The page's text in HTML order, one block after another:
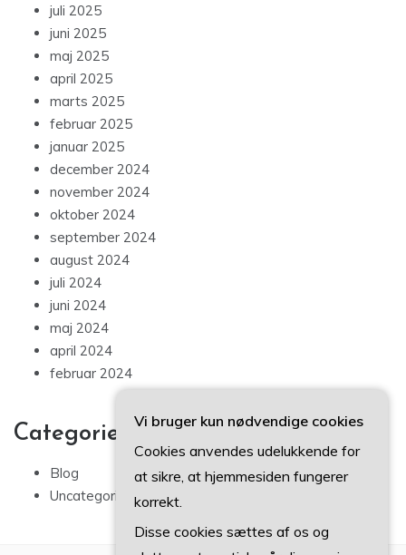
juli 2025
juni 2025
maj 2025
april 2025
marts 2025
februar 2025
januar 2025
december 2024
november 2024
oktober 2024
september 2024
august 2024
juli 2024
juni 2024
maj 2024
april 2024
februar 2024
Categories
Blog
Uncategorized
Vi bruger kun nødvendige cookies
Cookies anvendes udelukkende for
at sikre, at hjemmesiden fungerer
korrekt.
Disse cookies sættes af os og